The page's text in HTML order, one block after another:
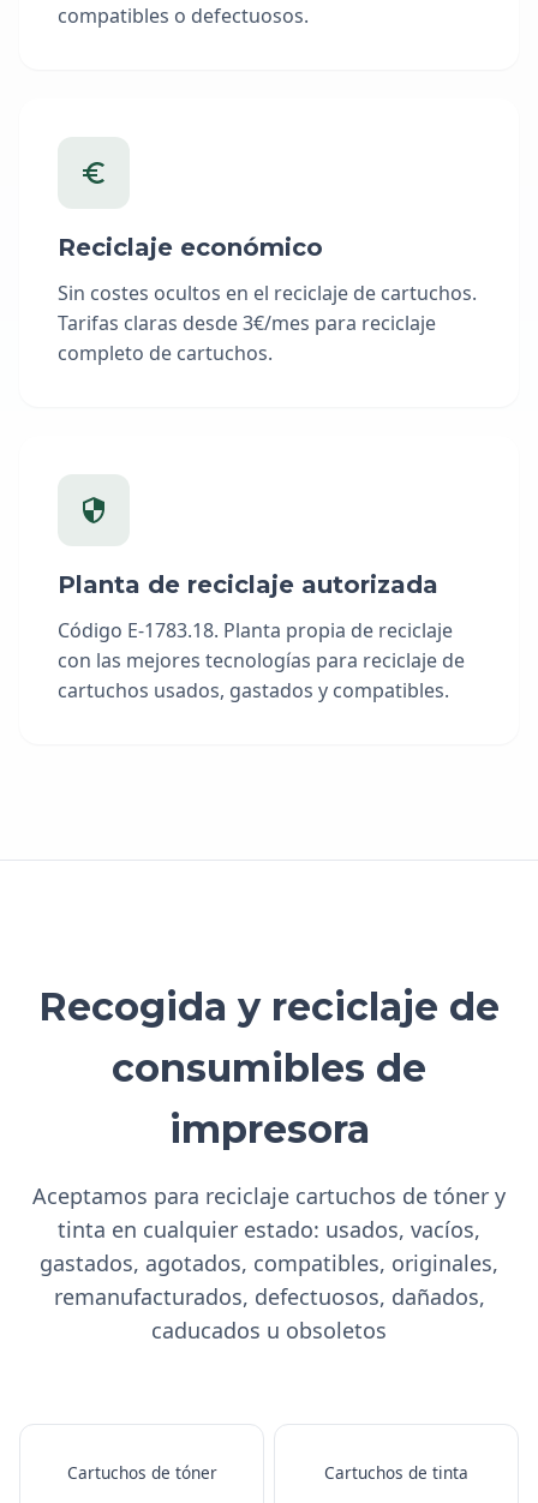
compatibles o defectuosos.
Reciclaje económico
Sin costes ocultos en el reciclaje de cartuchos.
Tarifas claras desde 3€/mes para reciclaje
completo de cartuchos.
Planta de reciclaje autorizada
Código E-1783.18. Planta propia de reciclaje
con las mejores tecnologías para reciclaje de
cartuchos usados, gastados y compatibles.
Recogida y reciclaje de
consumibles de
impresora
Aceptamos para reciclaje cartuchos de tóner y
tinta en cualquier estado: usados, vacíos,
gastados, agotados, compatibles, originales,
remanufacturados, defectuosos, dañados,
caducados u obsoletos
Cartuchos de tóner Cartuchos de tinta